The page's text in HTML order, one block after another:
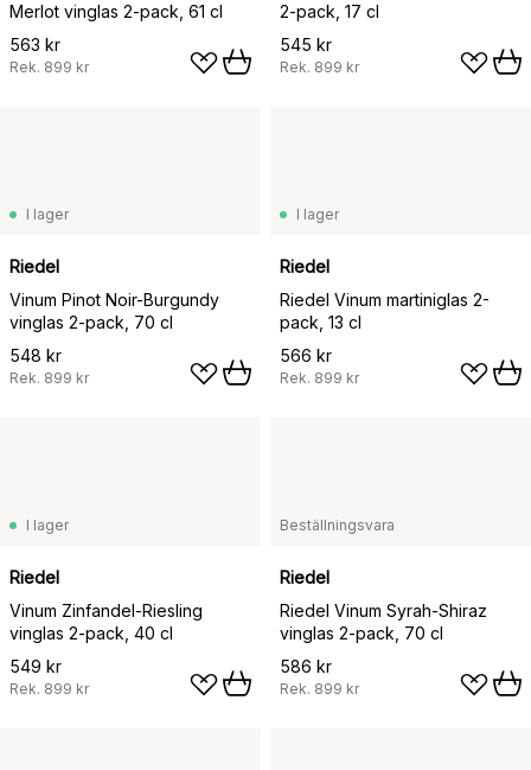
Merlot vinglas 2-pack, 61 cl
563 kr
Rek. 899 kr
2-pack, 17 cl
545 kr
Rek. 899 kr
I lager
Riedel
Vinum Pinot Noir-Burgundy
vinglas 2-pack, 70 cl
548 kr
Rek. 899 kr
I lager
Riedel
Riedel Vinum martiniglas 2-
pack, 13 cl
566 kr
Rek. 899 kr
I lager
Riedel
Vinum Zinfandel-Riesling
vinglas 2-pack, 40 cl
549 kr
Rek. 899 kr
Beställningsvara
Riedel
Riedel Vinum Syrah-Shiraz
vinglas 2-pack, 70 cl
586 kr
Rek. 899 kr